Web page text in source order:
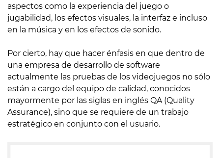
aspectos como la experiencia del juego o
jugabilidad, los efectos visuales, la interfaz e incluso
en la música y en los efectos de sonido.
Por cierto, hay que hacer énfasis en que dentro de
una empresa de desarrollo de software
actualmente las pruebas de los videojuegos no sólo
están a cargo del equipo de calidad, conocidos
mayormente por las siglas en inglés QA (Quality
Assurance), sino que se requiere de un trabajo
estratégico en conjunto con el usuario.